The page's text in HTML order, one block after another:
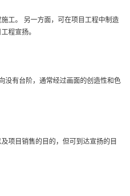
工。 另一方面，可在项目工程中制造
程宣扬。
没有台阶，通常经过画面的创造性和色
项目销售的目的，但可到达宣扬的目